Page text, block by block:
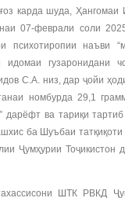
карда шуда, Ҳангомаи
07-феврали соли
психотиропии наъви
гузаронидани
С.А. низ, дар ҷойи
номбурда 29,1
дарёфт ва тариқи
ба Шуъбаи
Ҷумҳурии Тоҷикистон
ШТК РВКД